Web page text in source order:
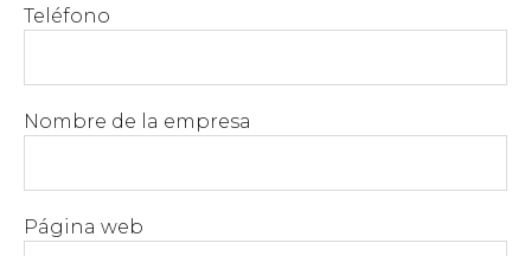
Teléfono
Nombre de la empresa
Página web